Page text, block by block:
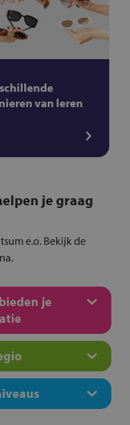
van leren
je graag
e.o. Bekijk de
je